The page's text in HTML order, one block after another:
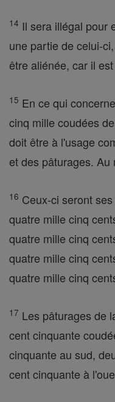
14 Il sera illégal pour
une partie de celui-
être aliénée, car il
15 En ce qui
cinq mille coudées
doit être à l'usage
et des pâturages.
16 Ceux-ci seront
quatre mille cinq
quatre mille cinq
quatre mille cinq
quatre mille cinq
17 Les pâturages de
cent cinquante
cinquante au sud,
cent cinquante à